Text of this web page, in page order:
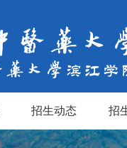
招生动态 招